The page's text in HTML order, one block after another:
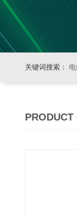
关键词搜索： 电
PRODUCT